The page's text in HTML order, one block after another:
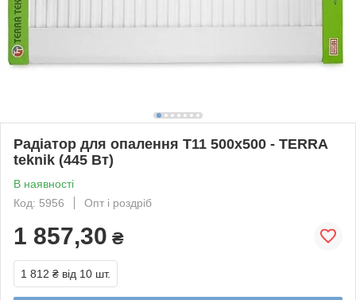
Радіатор для опалення Т11 500х500 - TERRA
teknik (445 Вт)
В наявності
Код: 5956
Опт і роздріб
1 857,30 ₴
1 812 ₴ від 10 шт.